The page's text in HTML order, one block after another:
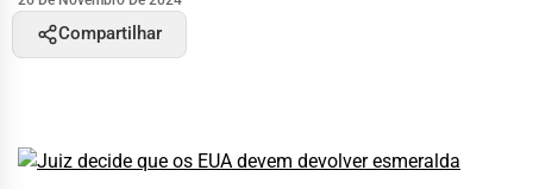
Compartilhar